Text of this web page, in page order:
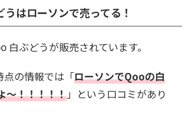
はローソンで売ってる！
白ぶどうが販売されています。
点の情報では「ローソンでQooの白
～！！！！！」という口コミがあり